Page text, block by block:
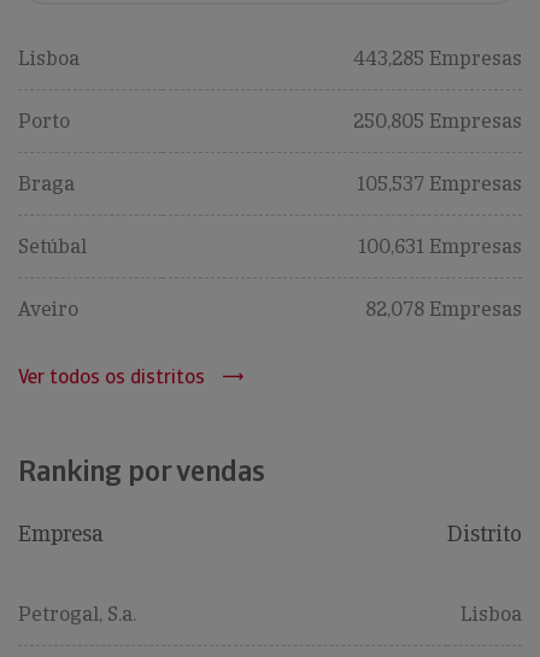
Lisboa 443,285 Empresas
Porto 250,805 Empresas
Braga 105,537 Empresas
Setúbal 100,631 Empresas
Aveiro 82,078 Empresas
Ver todos os distritos
Ranking por vendas
Empresa Distrito
Petrogal, S.a. Lisboa